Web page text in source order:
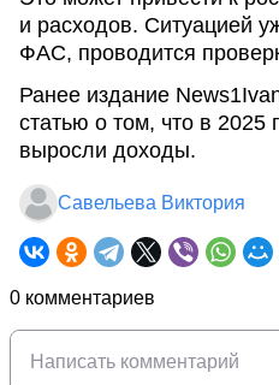
и расходов. Ситуацией
ФАС, проводится
Ранее издание
статью о том, что в 2025
выросли доходы.
Савельева Виктория
0 комментариев